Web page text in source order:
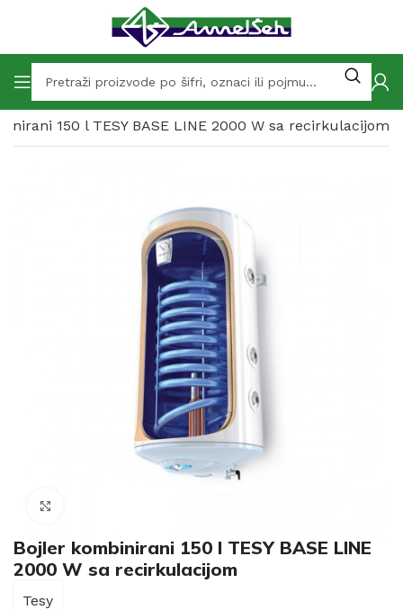
150 l TESY BASE LINE 2000 W sa recirkulacijom
Bojler kombinirani 150 l TESY BASE LINE
2000 W sa recirkulacijom
Tesy